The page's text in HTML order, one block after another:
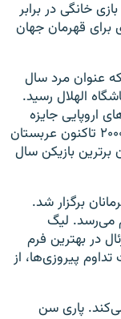
خانگی در برابر
قهرمان جهان
عنوان مرد سال
الهلال رسید.
اروپایی جایزه
جداگانه‌ای می‌دهد. به همین خاطر از سال ۲۰۰۰ تاکنون عربستان
بازیکن سال
برگزار شد.
می‌رسد. لیگ
در بهترین فرم
پیروزی‌ها، از
پاری‌ سن